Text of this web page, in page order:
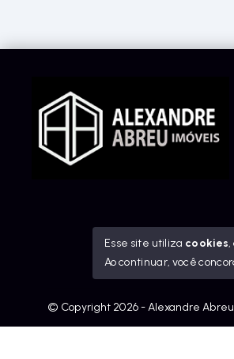
© Copyright 2026 - Alexandre
Esse site utiliza cookies,
Ao continuar, você